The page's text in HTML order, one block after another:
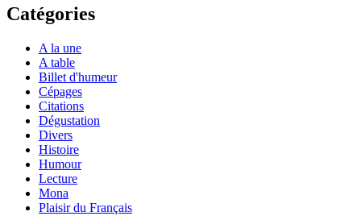
Catégories
A la une
A table
Billet d'humeur
Cépages
Citations
Dégustation
Divers
Histoire
Humour
Lecture
Mona
Plaisir du Français